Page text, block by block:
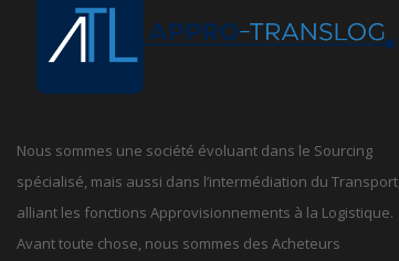
Nous sommes une société évoluant dans le Sourcing
spécialisé, mais aussi dans l’intermédiation du Transport,
alliant les fonctions Approvisionnements à la Logistique.
Avant toute chose, nous sommes des Acheteurs